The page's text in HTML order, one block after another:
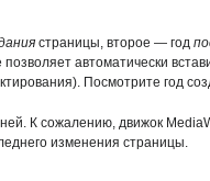
страницы, второе — год
автоматически
Посмотрите год
К сожалению, движок
изменения страницы.